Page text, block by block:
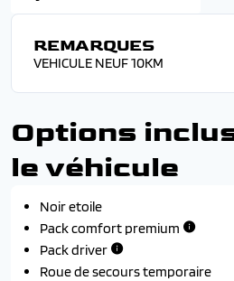
REMARQUES
VEHICULE NEUF 10KM
Options
le véhicule
Noir etoile
Pack comfort premium
Pack driver
Roue de secours temporaire